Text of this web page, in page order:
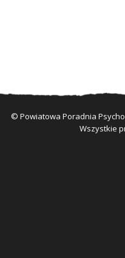
© Powiatowa Poradnia
Wszystkie